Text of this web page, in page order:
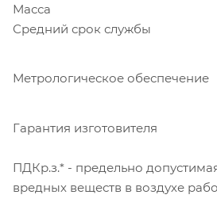
Масса
Средний срок службы
Метрологическое обеспечение
Гарантия изготовителя
ПДКр.з.* - предельно
вредных веществ в воздухе